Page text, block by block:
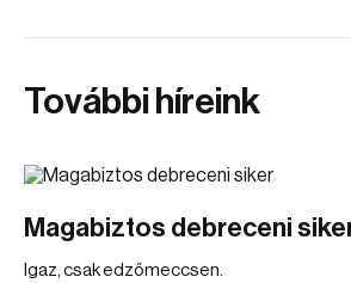
További híreink
Magabiztos debreceni
Igaz, csak edzőmeccsen.